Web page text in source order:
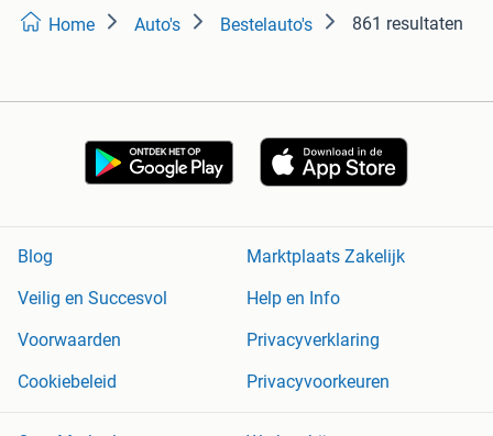
Home Auto's Bestelauto's 861 resultaten
Blog
Marktplaats Zakelijk
Veilig en Succesvol
Help en Info
Voorwaarden
Privacyverklaring
Cookiebeleid
Privacyvoorkeuren